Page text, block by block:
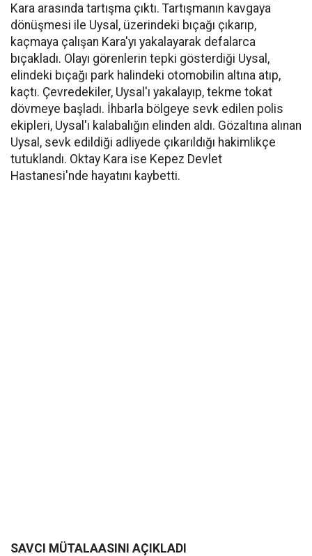
Kara arasında tartışma çıktı. Tartışmanın kavgaya
dönüşmesi ile Uysal, üzerindeki bıçağı çıkarıp,
kaçmaya çalışan Kara'yı yakalayarak defalarca
bıçakladı. Olayı görenlerin tepki gösterdiği Uysal,
elindeki bıçağı park halindeki otomobilin altına atıp,
kaçtı. Çevredekiler, Uysal'ı yakalayıp, tekme tokat
dövmeye başladı. İhbarla bölgeye sevk edilen polis
ekipleri, Uysal'ı kalabalığın elinden aldı. Gözaltına alınan
Uysal, sevk edildiği adliyede çıkarıldığı hakimlikçe
tutuklandı. Oktay Kara ise Kepez Devlet
Hastanesi'nde hayatını kaybetti.
SAVCI MÜTALAASINI AÇIKLADI